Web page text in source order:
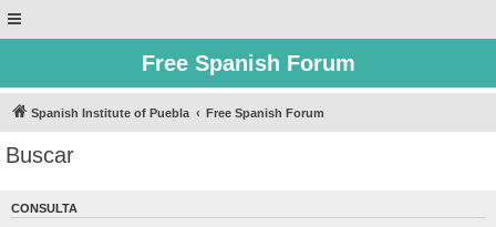
Free Spanish Forum
Spanish Institute of Puebla Free Spanish Forum
Buscar
CONSULTA